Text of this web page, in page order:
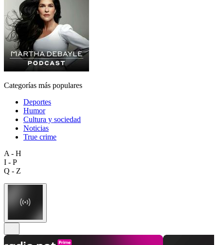
Categorías más populares
Deportes
Humor
Cultura y sociedad
Noticias
True crime
A - H
I - P
Q - Z